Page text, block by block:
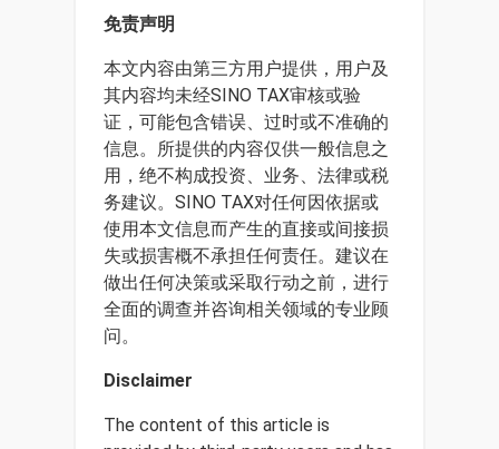
免责声明
本文内容由第三方用户提供，用户及
其内容均未经SINO TAX审核或验
证，可能包含错误、过时或不准确的
信息。所提供的内容仅供一般信息之
用，绝不构成投资、业务、法律或税
务建议。SINO TAX对任何因依据或
使用本文信息而产生的直接或间接损
失或损害概不承担任何责任。建议在
做出任何决策或采取行动之前，进行
全面的调查并咨询相关领域的专业顾
问。
Disclaimer
The content of this article is